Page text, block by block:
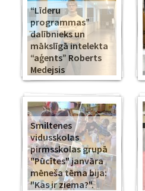
“Līderu
programmas”
dalībnieks un
mākslīgā intelekta
“aģents” Roberts
Medejsis
Smiltenes
vidusskolas
pirmsskolas grupā
"Pūcītes" janvāra
mēneša tēma bija:
"Kas ir ziema?".